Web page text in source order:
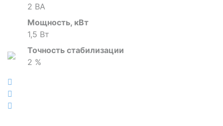
2 ВА
Мощность, кВт
1,5 Вт
Точность стабилизации
2 %